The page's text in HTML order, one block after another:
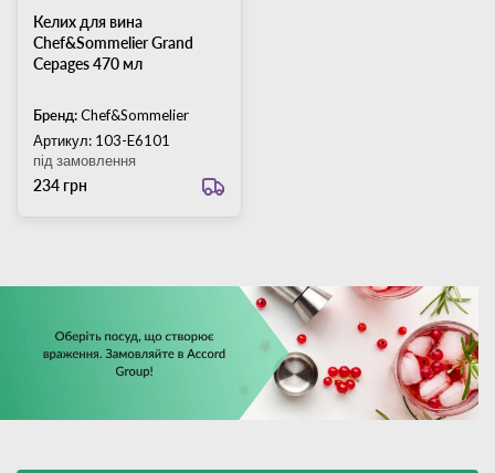
Келих для вина
Chef&Sommelier Grand
Cepages 470 мл
Бренд:Chef&Sommelier
Артикул: 103-E6101
234 грн
під замовлення